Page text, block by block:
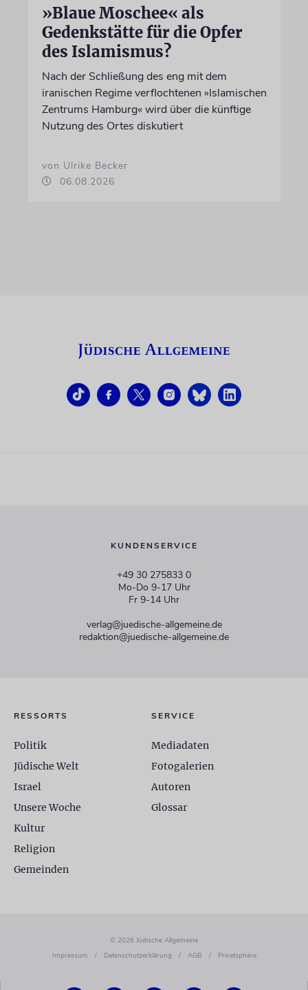
»Blaue Moschee« als
Gedenkstätte für die Opfer
des Islamismus?
Nach der Schließung des eng mit dem
iranischen Regime verflochtenen »Islamischen
Zentrums Hamburg« wird über die künftige
Nutzung des Ortes diskutiert
von Ulrike Becker
06.08.2026
KUNDENSERVICE
+49 30 275833 0
Mo-Do 9-17 Uhr
Fr 9-14 Uhr
verlag@juedische-allgemeine.de
redaktion@juedische-allgemeine.de
RESSORTS
Politik
Jüdische Welt
Israel
Unsere Woche
Kultur
Religion
Gemeinden
SERVICE
Mediadaten
Fotogalerien
Autoren
Glossar
© 2026 Jüdische Allgemeine
Impressum
/ Datenschutzerklärung / AGB / Privatsphäre